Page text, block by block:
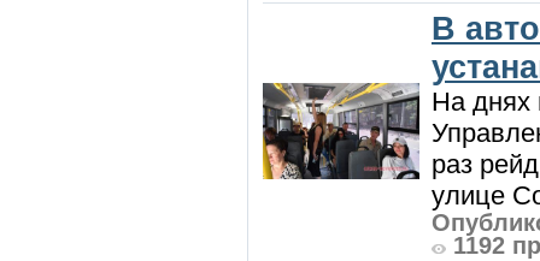
В
На днях
раз
улице
1192